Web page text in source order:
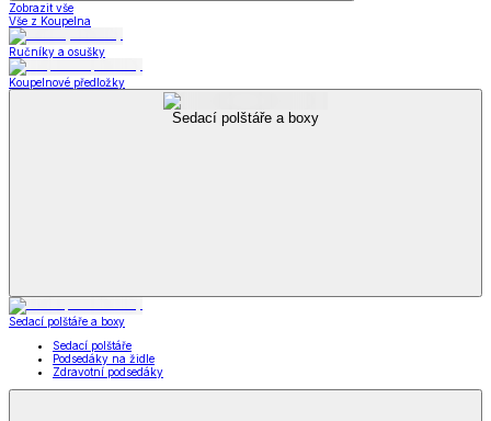
Zobrazit vše
Vše z Koupelna
Ručníky a osušky
Koupelnové předložky
Sedací polštáře a boxy
Sedací polštáře a boxy
Sedací polštáře
Podsedáky na židle
Zdravotní podsedáky